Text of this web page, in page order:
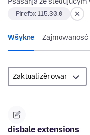
Pšašanja ze
Firefox 115.30.0
Wšykne
disbale extensions